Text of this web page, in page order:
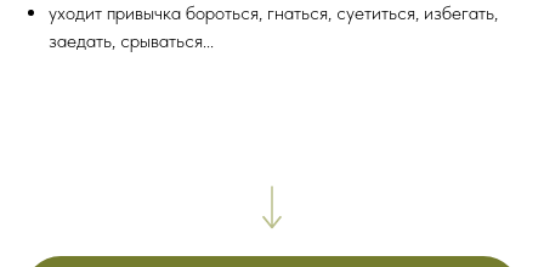
уходит привычка бороться, гнаться, суетиться, избегать,
заедать, срываться...